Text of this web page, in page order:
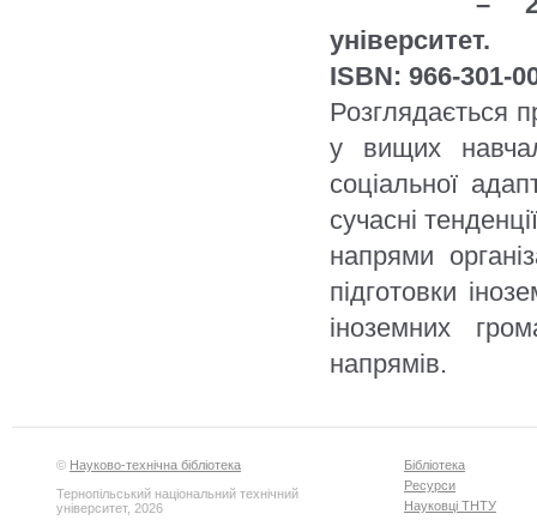
університет.
ISBN: 966-301-
Розглядається
у вищих
соціальної
сучасні
напрями
підготовки
іноземних
напрямів.
© Науково-технічна бібліотека
Тернопільський національний технічний
університет, 2026
Бібліотека
Ресурси
Науковці ТНТУ